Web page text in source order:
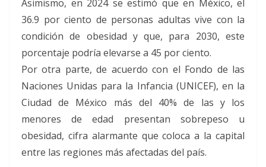
Asimismo, en 2024 se estimó que en México, el
36.9 por ciento de personas adultas vive con la
condición de obesidad y que, para 2030, este
porcentaje podría elevarse a 45 por ciento.
Por otra parte, de acuerdo con el Fondo de las
Naciones Unidas para la Infancia (UNICEF), en la
Ciudad de México más del 40% de las y los
menores de edad presentan sobrepeso u
obesidad, cifra alarmante que coloca a la capital
entre las regiones más afectadas del país.